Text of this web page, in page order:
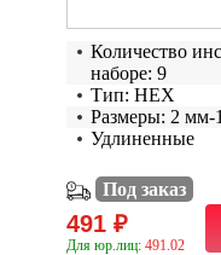
Количество
наборе: 9
Тип: HEX
Размеры: 2 мм-
Удлиненные
Под заказ
491 ₽
Для юр.лиц: 491.02